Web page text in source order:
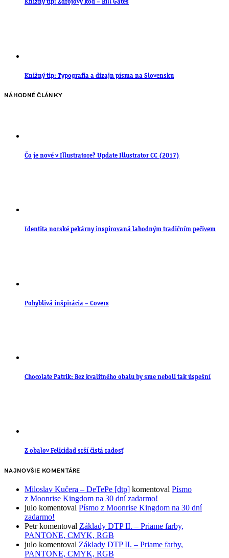
Knižný tip: Zdrojový kód – Bill Gates
Knižný tip: Typografia a dizajn písma na Slovensku
NÁHODNÉ ČLÁNKY
Čo je nové v Illustratore? Update Illustrator CC (2017)
Identita norské pekárny inspirovaná lahodným tradičním pečivem
Pohyblivá inšpirácia – Covers
Chocolate Patrik: Bez kvalitného obalu by sme neboli tak úspešní
Z obalov Felicidad srší čistá radosť
NAJNOVŠIE KOMENTÁRE
Miloslav Kučera – DeTePe [dtp] komentoval Písmo
z Moonrise Kingdom na 30 dní zadarmo!
julo komentoval Písmo z Moonrise Kingdom na 30 dní
zadarmo!
Petrkomentoval Základy DTP II. – Priame farby,
PANTONE, CMYK, RGB
julo komentoval Základy DTP II. – Priame farby,
PANTONE, CMYK, RGB